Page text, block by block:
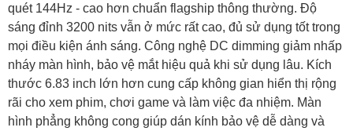
quét 144Hz - cao hơn chuẩn flagship thông thường. Độ
sáng đỉnh 3200 nits vẫn ở mức rất cao, đủ sử dụng tốt trong
mọi điều kiện ánh sáng. Công nghệ DC dimming giảm nhấp
nháy màn hình, bảo vệ mắt hiệu quả khi sử dụng lâu. Kích
thước 6.83 inch lớn hơn cung cấp không gian hiển thị rộng
rãi cho xem phim, chơi game và làm việc đa nhiệm. Màn
hình phẳng không cong giúp dán kính bảo vệ dễ dàng và